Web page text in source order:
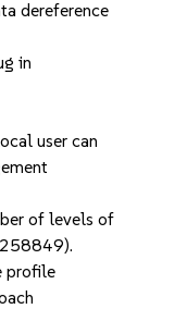
dereference
in
user can
of levels of
profile